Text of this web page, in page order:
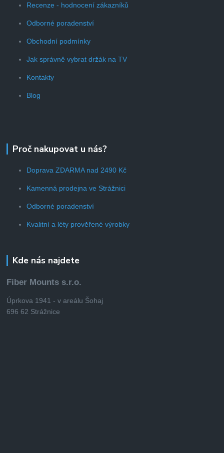
Recenze - hodnocení zákazníků
Odborné poradenství
Obchodní podmínky
Jak správně vybrat držák na TV
Kontakty
Blog
Proč nakupovat u nás?
Doprava ZDARMA nad 2490 Kč
Kamenná prodejna ve Strážnici
Odborné poradenství
Kvalitní a léty prověřené výrobky
Kde nás najdete
Fiber Mounts s.r.o.
Úprkova 1941 - v areálu Šohaj
696 62 Strážnice